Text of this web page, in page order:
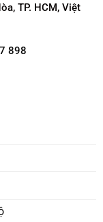
TP. HCM, Việt
898